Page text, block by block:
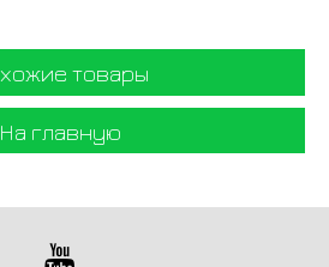
товары
На главную